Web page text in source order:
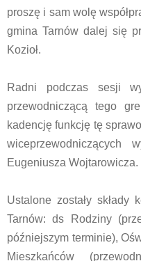
proszę i sam wolę
gmina Tarnów dalej się
Kozioł.
Radni podczas sesji
przewodniczącą tego
kadencję funkcję tę
wiceprzewodniczących
Eugeniusza Wojtarowicza.
Ustalone zostały składy
Tarnów: ds Rodziny
późniejszym terminie),
Mieszkańców